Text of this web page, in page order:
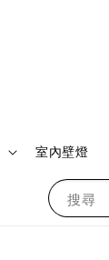
搜尋
室內壁燈